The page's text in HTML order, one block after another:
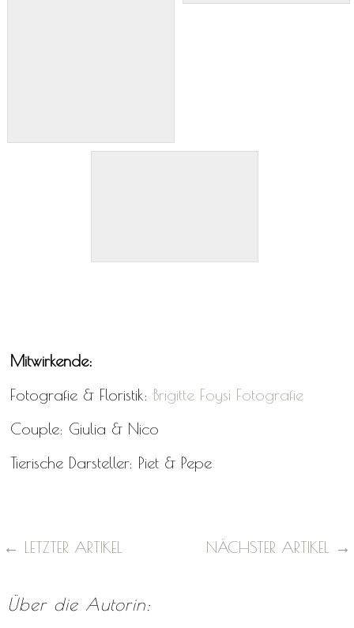
Mitwirkende:
Fotografie & Floristik: Brigitte Foysi Fotografie
Couple: Giulia & Nico
Tierische Darsteller: Piet & Pepe
← LETZTER ARTIKEL NÄCHSTER ARTIKEL →
Über die Autorin: